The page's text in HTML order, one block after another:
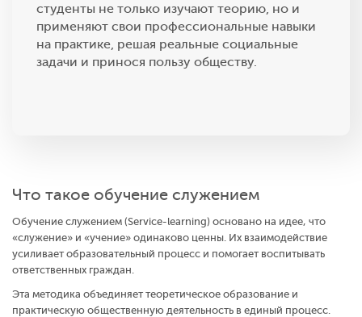
студенты не только изучают теорию, но и
применяют свои профессиональные навыки
на практике, решая реальные социальные
задачи и принося пользу обществу.
Что такое обучение служением
Обучение служением (Service-learning) основано на идее, что
«служение» и «учение» одинаково ценны. Их взаимодействие
усиливает образовательный процесс и помогает воспитывать
ответственных граждан.
Эта методика объединяет теоретическое образование и
практическую общественную деятельность в единый процесс.